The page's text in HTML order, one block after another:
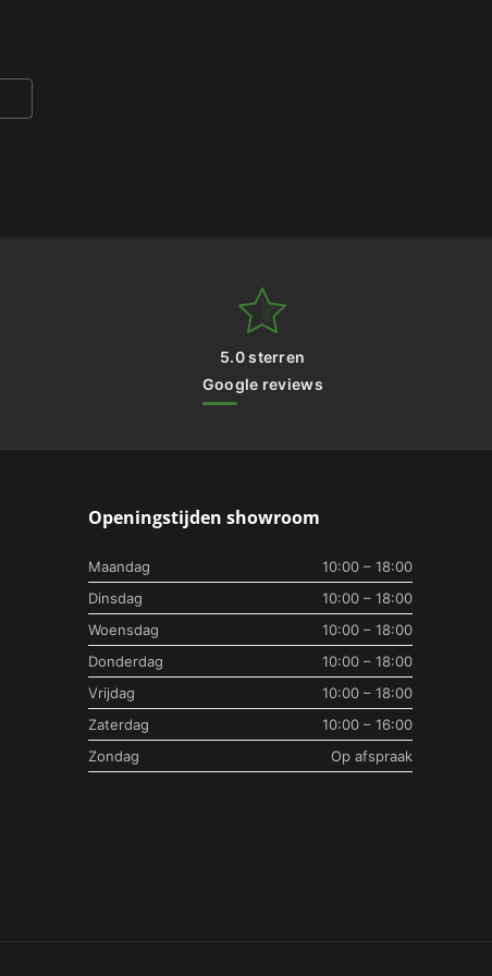
5.0 sterren
Google reviews
Openingstijden showroom
Maandag
10:00 – 18:00
Dinsdag
10:00 – 18:00
Woensdag
10:00 – 18:00
Donderdag
10:00 – 18:00
Vrijdag
10:00 – 18:00
Zaterdag
10:00 – 16:00
Zondag
Op afspraak